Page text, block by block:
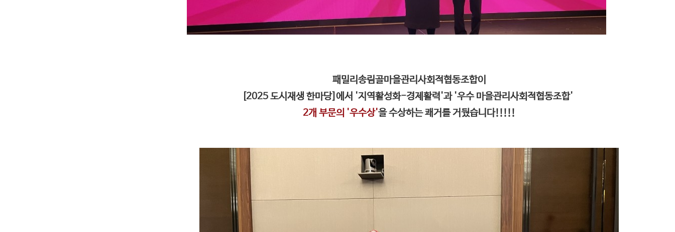
패밀리송림골마을관리사회적협동조합이
[2025 도시재생 한마당]에서 '지역활성화-경제활력'과 '우수 마을관리사회적협동조합'
2개 부문의 '우수상'을 수상하는 쾌거를 거뒀습니다!!!!!